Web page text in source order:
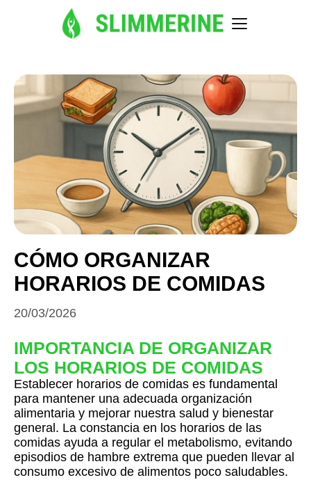
CÓMO ORGANIZAR
HORARIOS DE COMIDAS
20/03/2026
IMPORTANCIA DE ORGANIZAR
LOS HORARIOS DE COMIDAS
Establecer horarios de comidas es fundamental
para mantener una adecuada organización
alimentaria y mejorar nuestra salud y bienestar
general. La constancia en los horarios de las
comidas ayuda a regular el metabolismo, evitando
episodios de hambre extrema que pueden llevar al
consumo excesivo de alimentos poco saludables.